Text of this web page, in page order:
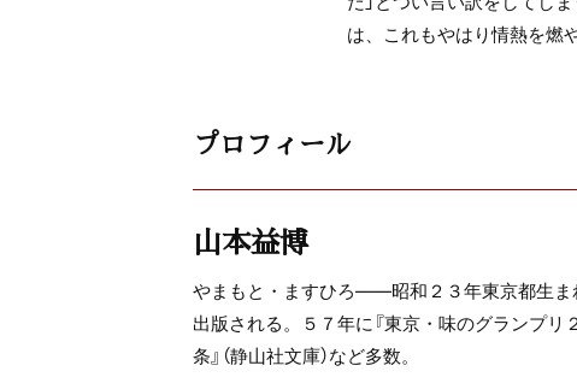
は、これもやはり情熱を燃
プロフィール
山本益博
やまもと・ますひろ――昭和２３年東京都生ま
出版される。５７年に『東京・味のグランプリ
条』（静山社文庫）など多数。